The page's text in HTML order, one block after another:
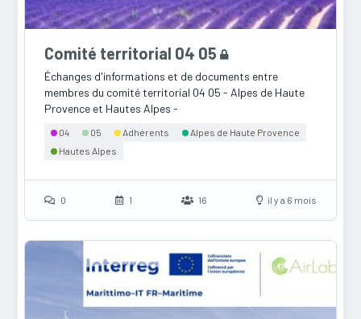
Comité territorial 04 05
Échanges d'informations et de documents entre
membres du comité territorial 04 05 - Alpes de Haute
Provence et Hautes Alpes -
04 05 Adhérents
Alpes de Haute Provence
Hautes Alpes
0 1 16 il y a 6 mois